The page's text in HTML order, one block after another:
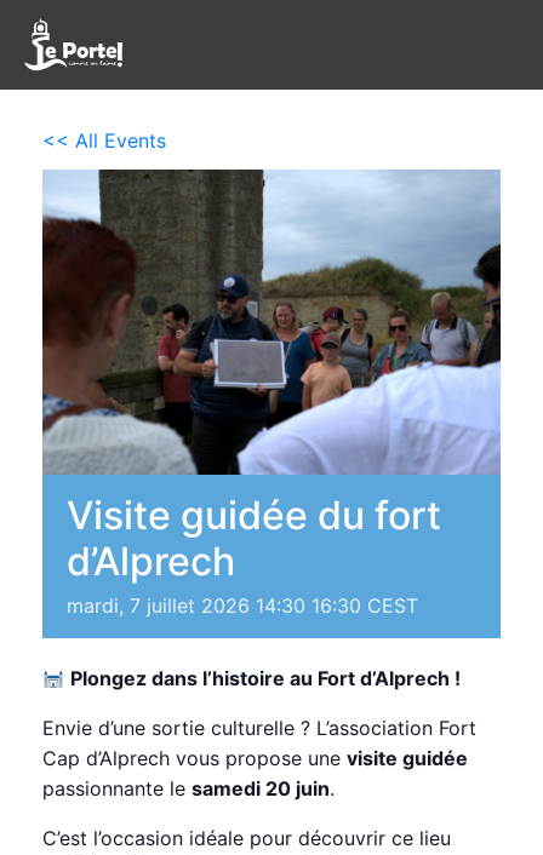
<< All Events
Visite guidée du fort
d’Alprech
mardi, 7 juillet 2026 14:30 16:30 CEST
Plongez dans l’histoire au Fort d’Alprech !
Envie d’une sortie culturelle ? L’association Fort
Cap d’Alprech vous propose une visite guidée
passionnante le samedi 20 juin.
C’est l’occasion idéale pour découvrir ce lieu